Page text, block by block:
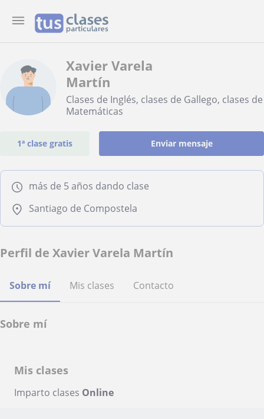
Xavier Varela
Martín
Clases de Inglés, clases de Gallego, clases de
Matemáticas
1ª clase gratis Enviar mensaje
más de 5 años dando clase
Santiago de Compostela
Perfil de Xavier Varela Martín
Sobre mí Mis clases Contacto
Sobre mí
Mis clases
Imparto clases Online